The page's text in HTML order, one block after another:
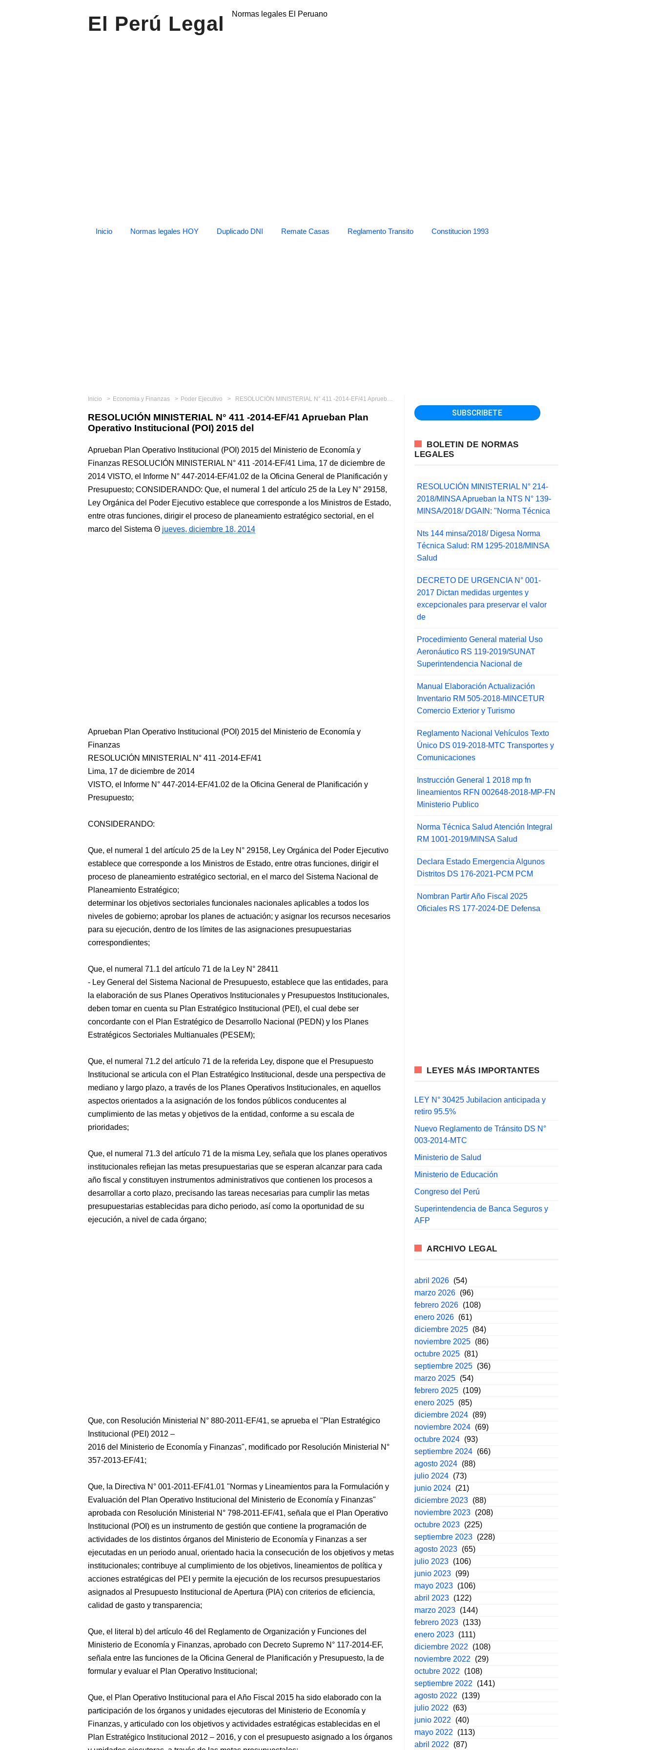
El Perú Legal Normas legales El Peruano
Inicio Normas legales HOY Duplicado DNI Remate Casas Reglamento Transito Constitucion 1993
Inicio Economia y Finanzas Poder Ejecutivo RESOLUCIÓN MINISTERIAL N° 411 -2014-EF/41 Aprueban Plan Operativo Institucional (POI) 2015 del
RESOLUCIÓN MINISTERIAL N° 411 -2014-EF/41 Aprueban Plan
Operativo Institucional (POI) 2015 del
Aprueban Plan Operativo Institucional (POI) 2015 del Ministerio de Economía y
Finanzas RESOLUCIÓN MINISTERIAL N° 411 -2014-EF/41 Lima, 17 de diciembre de
2014 VISTO, el Informe N° 447-2014-EF/41.02 de la Oficina General de Planificación y
Presupuesto; CONSIDERANDO: Que, el numeral 1 del artículo 25 de la Ley N° 29158,
Ley Orgánica del Poder Ejecutivo establece que corresponde a los Ministros de Estado,
entre otras funciones, dirigir el proceso de planeamiento estratégico sectorial, en el
marco del Sistema
jueves, diciembre 18, 2014
Aprueban Plan Operativo Institucional (POI) 2015 del Ministerio de Economía y
Finanzas
RESOLUCIÓN MINISTERIAL N° 411 -2014-EF/41
Lima, 17 de diciembre de 2014
VISTO, el Informe N° 447-2014-EF/41.02 de la Oficina General de Planificación y
Presupuesto;
CONSIDERANDO:
Que, el numeral 1 del artículo 25 de la Ley N° 29158, Ley Orgánica del Poder Ejecutivo
establece que corresponde a los Ministros de Estado, entre otras funciones, dirigir el
proceso de planeamiento estratégico sectorial, en el marco del Sistema Nacional de
Planeamiento Estratégico;
determinar los objetivos sectoriales funcionales nacionales aplicables a todos los
niveles de gobierno; aprobar los planes de actuación; y asignar los recursos necesarios
para su ejecución, dentro de los límites de las asignaciones presupuestarias
correspondientes;
Que, el numeral 71.1 del artículo 71 de la Ley N° 28411
- Ley General del Sistema Nacional de Presupuesto, establece que las entidades, para
la elaboración de sus Planes Operativos Institucionales y Presupuestos Institucionales,
deben tomar en cuenta su Plan Estratégico Institucional (PEI), el cual debe ser
concordante con el Plan Estratégico de Desarrollo Nacional (PEDN) y los Planes
Estratégicos Sectoriales Multianuales (PESEM);
Que, el numeral 71.2 del artículo 71 de la referida Ley, dispone que el Presupuesto
Institucional se articula con el Plan Estratégico Institucional, desde una perspectiva de
mediano y largo plazo, a través de los Planes Operativos Institucionales, en aquellos
aspectos orientados a la asignación de los fondos públicos conducentes al
cumplimiento de las metas y objetivos de la entidad, conforme a su escala de
prioridades;
Que, el numeral 71.3 del artículo 71 de la misma Ley, señala que los planes operativos
institucionales refiejan las metas presupuestarias que se esperan alcanzar para cada
año fiscal y constituyen instrumentos administrativos que contienen los procesos a
desarrollar a corto plazo, precisando las tareas necesarias para cumplir las metas
presupuestarias establecidas para dicho periodo, así como la oportunidad de su
ejecución, a nivel de cada órgano;
Que, con Resolución Ministerial N° 880-2011-EF/41, se aprueba el "Plan Estratégico
Institucional (PEI) 2012 –
2016 del Ministerio de Economía y Finanzas", modificado por Resolución Ministerial N°
357-2013-EF/41;
Que, la Directiva N° 001-2011-EF/41.01 "Normas y Lineamientos para la Formulación y
Evaluación del Plan Operativo Institucional del Ministerio de Economía y Finanzas"
aprobada con Resolución Ministerial N° 798-2011-EF/41, señala que el Plan Operativo
Institucional (POI) es un instrumento de gestión que contiene la programación de
actividades de los distintos órganos del Ministerio de Economía y Finanzas a ser
ejecutadas en un periodo anual, orientado hacia la consecución de los objetivos y metas
institucionales; contribuye al cumplimiento de los objetivos, lineamientos de política y
acciones estratégicas del PEI y permite la ejecución de los recursos presupuestarios
asignados al Presupuesto Institucional de Apertura (PIA) con criterios de eficiencia,
calidad de gasto y transparencia;
Que, el literal b) del artículo 46 del Reglamento de Organización y Funciones del
Ministerio de Economía y Finanzas, aprobado con Decreto Supremo N° 117-2014-EF,
señala entre las funciones de la Oficina General de Planificación y Presupuesto, la de
formular y evaluar el Plan Operativo Institucional;
Que, el Plan Operativo Institucional para el Año Fiscal 2015 ha sido elaborado con la
participación de los órganos y unidades ejecutoras del Ministerio de Economía y
Finanzas, y articulado con los objetivos y actividades estratégicas establecidas en el
Plan Estratégico Institucional 2012 – 2016, y con el presupuesto asignado a los órganos
BOLETIN DE NORMAS
LEGALES
RESOLUCIÓN MINISTERIAL N° 214-
2018/MINSA Aprueban la NTS N° 139-
MINSA/2018/ DGAIN: "Norma Técnica
Nts 144 minsa/2018/ Digesa Norma
Técnica Salud: RM 1295-2018/MINSA
Salud
DECRETO DE URGENCIA N° 001-
2017 Dictan medidas urgentes y
excepcionales para preservar el valor
de
Procedimiento General material Uso
Aeronáutico RS 119-2019/SUNAT
Superintendencia Nacional de
Manual Elaboración Actualización
Inventario RM 505-2018-MINCETUR
Comercio Exterior y Turismo
Reglamento Nacional Vehículos Texto
Único DS 019-2018-MTC Transportes y
Comunicaciones
Instrucción General 1 2018 mp fn
lineamientos RFN 002648-2018-MP-FN
Ministerio Publico
Norma Técnica Salud Atención Integral
RM 1001-2019/MINSA Salud
Declara Estado Emergencia Algunos
Distritos DS 176-2021-PCM PCM
Nombran Partir Año Fiscal 2025
Oficiales RS 177-2024-DE Defensa
LEYES MÁS IMPORTANTES
LEY N° 30425 Jubilacion anticipada y
retiro 95.5%
Nuevo Reglamento de Tránsito DS N°
003-2014-MTC
Ministerio de Salud
Ministerio de Educación
Congreso del Perú
Superintendencia de Banca Seguros y
AFP
ARCHIVO LEGAL
abril 2026 (54)
marzo 2026 (96)
febrero 2026 (108)
enero 2026 (61)
diciembre 2025 (84)
noviembre 2025 (86)
octubre 2025 (81)
septiembre 2025 (36)
marzo 2025 (54)
febrero 2025 (109)
enero 2025 (85)
diciembre 2024 (89)
noviembre 2024 (69)
octubre 2024 (93)
septiembre 2024 (66)
agosto 2024 (88)
julio 2024 (73)
junio 2024 (21)
diciembre 2023 (88)
noviembre 2023 (208)
octubre 2023 (225)
septiembre 2023 (228)
agosto 2023 (65)
julio 2023 (106)
junio 2023 (99)
mayo 2023 (106)
abril 2023 (122)
marzo 2023 (144)
febrero 2023 (133)
enero 2023 (111)
diciembre 2022
(108)
noviembre 2022
(29)
octubre 2022
(108)
septiembre 2022
(141)
agosto 2022
(139)
julio 2022
(63)
junio 2022
(40)
mayo 2022
(113)
abril 2022
(87)